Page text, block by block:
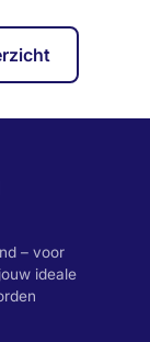
– voor
ideale